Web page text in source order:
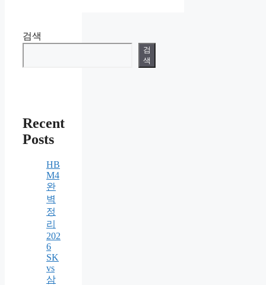
검색
검
색
Recent
Posts
HB
M4
완
벽
정
리
202
6
SK
vs
삼